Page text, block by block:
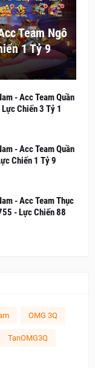
Team Ngô
1 Tỷ 9
- Acc Team Quần
Chiến 3 Tỷ 1
- Acc Team Quần
Chiến 1 Tỷ 9
- Acc Team Thục
- Lực Chiến 88
OMG 3Q
TanOMG3Q